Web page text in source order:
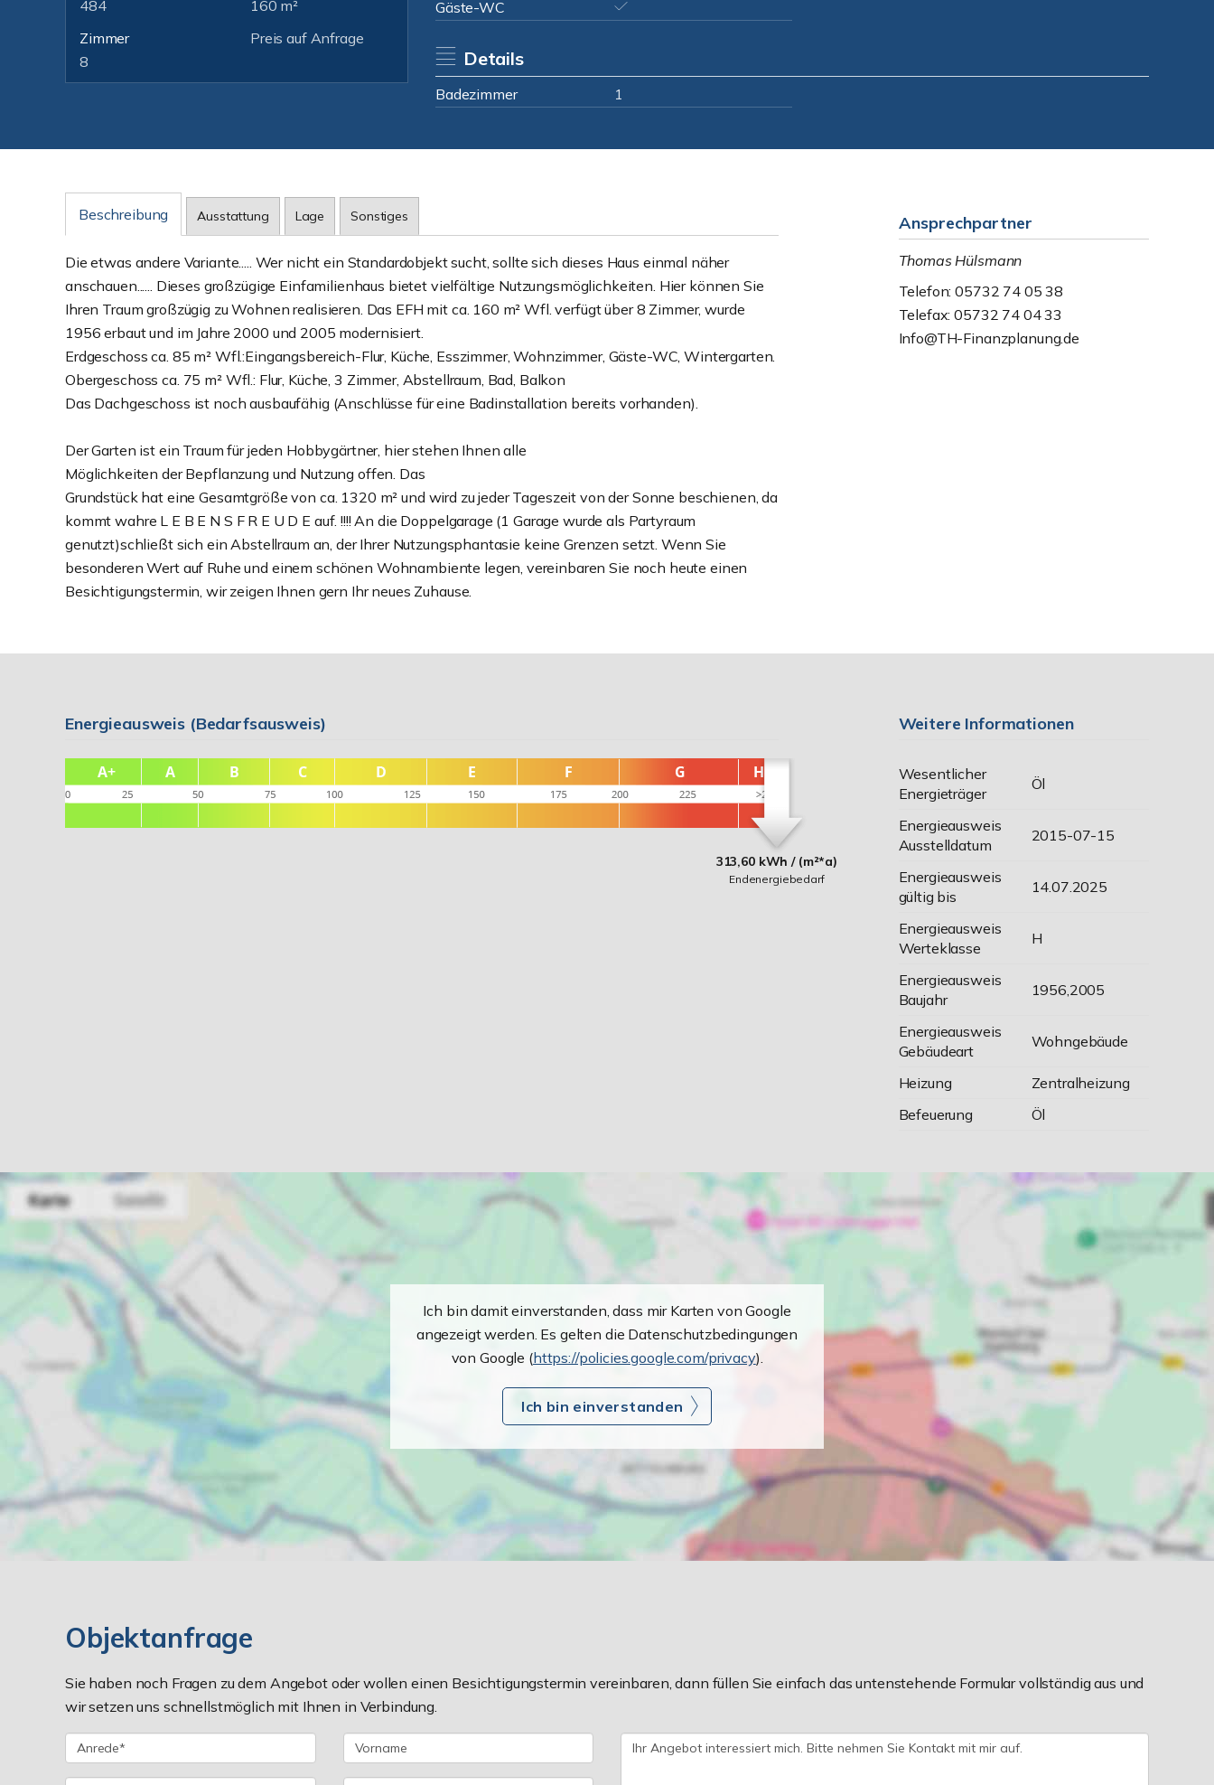
484
160 m²
Zimmer
8
Preis auf Anfrage
Gäste-WC
Details
Badezimmer 1
Beschreibung Ausstattung Lage Sonstiges
Die etwas andere Variante..... Wer nicht ein Standardobjekt sucht, sollte sich dieses Haus einmal näher
anschauen...... Dieses großzügige Einfamilienhaus bietet vielfältige Nutzungsmöglichkeiten. Hier können Sie
Ihren Traum großzügig zu Wohnen realisieren. Das EFH mit ca. 160 m² Wfl. verfügt über 8 Zimmer, wurde
1956 erbaut und im Jahre 2000 und 2005 modernisiert.
Erdgeschoss ca. 85 m² Wfl.:Eingangsbereich-Flur, Küche, Esszimmer, Wohnzimmer, Gäste-WC, Wintergarten.
Obergeschoss ca. 75 m² Wfl.: Flur, Küche, 3 Zimmer, Abstellraum, Bad, Balkon
Das Dachgeschoss ist noch ausbaufähig (Anschlüsse für eine Badinstallation bereits vorhanden).
Der Garten ist ein Traum für jeden Hobbygärtner, hier stehen Ihnen alle
Möglichkeiten der Bepflanzung und Nutzung offen. Das
Grundstück hat eine Gesamtgröße von ca. 1320 m² und wird zu jeder Tageszeit von der Sonne beschienen, da
kommt wahre L E B E N S F R E U D E auf. !!!! An die Doppelgarage (1 Garage wurde als Partyraum
genutzt)schließt sich ein Abstellraum an, der Ihrer Nutzungsphantasie keine Grenzen setzt. Wenn Sie
besonderen Wert auf Ruhe und einem schönen Wohnambiente legen, vereinbaren Sie noch heute einen
Besichtigungstermin, wir zeigen Ihnen gern Ihr neues Zuhause.
Ansprechpartner
Thomas Hülsmann
Telefon: 05732 74 05 38
Telefax: 05732 74 04 33
Info@TH-Finanzplanung.de
Energieausweis (Bedarfsausweis)
313,60 kWh / (m²*a)
Endenergiebedarf
Weitere Informationen
Wesentlicher
Energieträger
Öl
Energieausweis
Ausstelldatum
2015-07-15
Energieausweis
gültig bis
14.07.2025
Energieausweis
Werteklasse
H
Energieausweis
Baujahr
1956,2005
Energieausweis
Gebäudeart
Wohngebäude
Heizung
Zentralheizung
Befeuerung
Öl
Ich bin damit einverstanden, dass mir Karten von Google
angezeigt werden. Es gelten die Datenschutzbedingungen
von Google (https://policies.google.com/privacy).
Ich bin einverstanden
Objektanfrage
Sie haben noch Fragen zu dem Angebot oder wollen einen Besichtigungstermin vereinbaren, dann füllen Sie einfach das untenstehende Formular vollständig aus und
wir setzen uns schnellstmöglich mit Ihnen in Verbindung.